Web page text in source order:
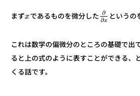
まずxであるものを微分した ∂
∂x というの
これは数学の偏微分のところの基礎で出
ると上の式のように表すことができる、
くる話です。